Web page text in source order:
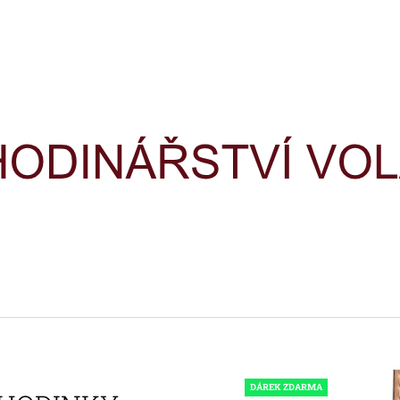
DÁREK ZDARMA
HLEDAT
HODINKY
TRIATHLON